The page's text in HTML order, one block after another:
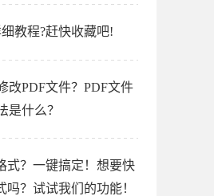
教程?赶快收藏吧!
改PDF文件？PDF文件
是什么？
式？一键搞定！想要快
吗？试试我们的功能！